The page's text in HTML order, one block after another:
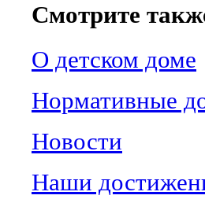
Смотрите
О детском доме
Нормативные
Новости
Наши